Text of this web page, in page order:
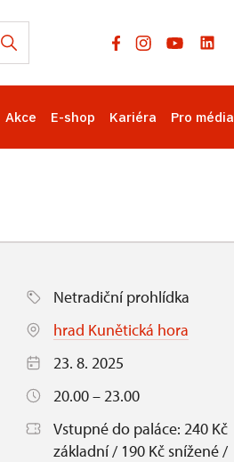
Akce E-shop Kariéra Pro média
Netradiční prohlídka
hrad Kunětická hora
23. 8. 2025
20.00 – 23.00
Vstupné do paláce: 240 Kč
základní / 190 Kč snížené /